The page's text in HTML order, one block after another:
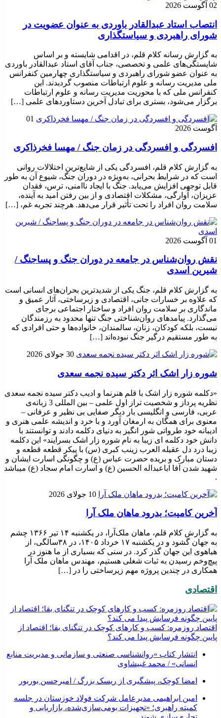
02 آگوست 2026
انتصاب استاد عبدالقادر باوردی به عنوان عضویت در
شورای راهبردی و سیاستگذاری
به گزارش رسانه کلام قلم، در اقدامی شایسته و بر اساس
شایستگی‌های علمی و تخصصی، جناب آقای استاد عبدالقادر باوردی
به عنوان عضو شورای راهبردی و سیاستگذاری چهارمین کنفرانس
ملی مدیریت رسانه و علوم ارتباطات منصوب گردیدند. این
کنفرانس ملی که با محوریت مدیریت رسانه و علوم ارتباطات
برگزار می‌شود، بستری برای تبادل آخرین دستاوردهای علمی […]
01
آگوست 2026
افسردگی و افسردگی در زمان جنگ / مهسا فخرذاکری
به گزارش کلام قلم، افسردگی یکی از شایع‌ترین اختلالات روانی
است که در شرایط بحرانی، به‌ویژه در دوران جنگ، شیوع آن به طور
قابل توجهی افزایش می‌یابد. جنگ با ایجاد ناامنی، ترس، فقدان
عزیزان، آوارگی، مشکلات اقتصادی و از بین رفتن امید به آینده،
سلامت روان افراد را تحت تأثیر قرار می‌دهد. هرچند تجربه غم، […]
01 آگوست 2026
نقش روان‌شناس در جامعه در دوران جنگ و پساجنگ /
شیرین اسدی
به گزارش کلام قلم، جنگ یکی از شدیدترین بحران‌های انسانی است
که علاوه بر خسارات جانی، اقتصادی و زیرساختی، آثار عمیق و
ماندگاری بر سلامت روان افراد و ساختار اجتماعی برجای
می‌گذارد. پیامدهای روان‌شناختی جنگ تنها محدود به رزمندگان
نیست، بلکه کودکان، زنان، سالمندان، خانواده‌ها و حتی افرادی که
به طور مستقیم درگیر جنگ نبوده‌اند […]
30 جولای 2026
شوره زار اشک اثر دکتر سیده نجمه سعدی
«دکلمه شوره زار اشک با قلم هنرنما و ادیب دکتر سیده نجمه سعدی
نظریه پرداز و شخصیت تراز اول علمی – بین المللی 3 زبانه‌ی
عربی، فارسی و انگلیسی بار دیگر صفایی بی نظیر و عرفانی –
معنوی برای همگان به ارمغان آورد و با خرد و اندیشه علمی هنری و
ادیبانه خود طرواتی شور انگیز به دنیای دکلمه دادند و توانستند با
دانش خود دکلمه ای زیبا به نام شوره زار اشک بسرایند» این دکلمه
زیبا درد دل عقیله العرب زینب کبری (س) با پیکر قطعه قطعه و
دستان مبارک و بریده حضرت عباس (ع) و چگونگی اسارت ایشان و
شهید شدن آقا اباعبداله الحسین (ع) و اسارت امام سجاد (ع) میباشد
.
10 جولای 2026
​آخرین کامیت؛ بدرود ماهان ملک آرا
به گزارش کلام قلم، ماهان ملک‌آرا، در یکشنبه ۱۴ تیر ۱۳۶۶ چشم
به جهان گشود و در یکشنبه ۱۷ خرداد ۱۴۰۵، در ۳۸سالگی، از
هیاهوی این جهان گذر کرد. در سنی که بسیاری از ما هنوز در
پیچ‌وخم رسیدن به ثبات شغلی هستیم، مهندس ماهان ملک آرا
همکاری در چندین پروژه مهم زیرساختی را در […]
اقتصادی
اقتصاد روزمره: کسب‌ و کارهای کوچک در تنگنای بقا؛ اقتصاد از
پایین چگونه فرسایش پیدا می کند؟
انتشار کتاب «روانشناسی صنعتی و سازمانی و مدیریت منابع
انسانی» / محمد غبیشاوی
امضا کوچک، پیشگیری از ریسک بزرگ / امیرحسن بوربور
امین ابراهیمی مدیرعامل شرکت فولاد خوزستان در جلسه
کمیته راهبری؛ «تجهیزات بومی‌سازی‌شده، بازاریابی و